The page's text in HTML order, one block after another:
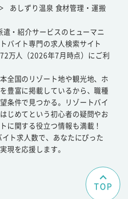
あしずり温泉 食材管理・運搬
・紹介サービスのヒューマニ
バイト専門の求人検索サイト
万人（2026年7月時点）にご利
全国のリゾート地や観光地、ホ
豊富に掲載しているから、職種
条件で見つかる。リゾートバイ
じめてという初心者の疑問やお
に関する役立つ情報も満載！
ト求人数で、あなたにぴった
現を応援します。
TOP